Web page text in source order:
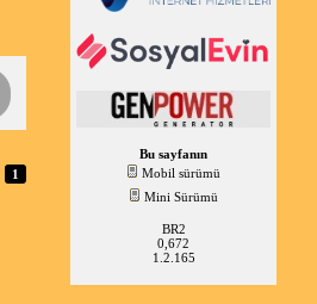
1
Bu sayfanın
Mobil sürümü
Mini Sürümü
BR2
0,672
1.2.165